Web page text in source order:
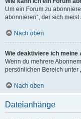
Um ein Forum zu
abonnieren“, der sich
Nach oben
Wie deaktiviere ich meine
Wenn du mehrere
persönlichen Bereich unter
Nach oben
Dateianhänge